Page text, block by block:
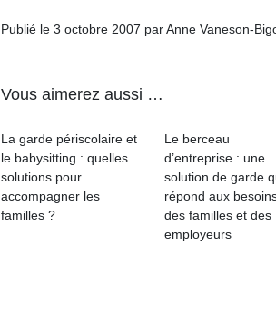
Publié le 3 octobre 2007 par Anne Vaneson-
Vous aimerez aussi …
La garde périscolaire et
le babysitting : quelles
solutions pour
accompagner les
familles ?
Le berceau
d’entreprise : une
solution de garde
répond aux
des familles et des
employeurs